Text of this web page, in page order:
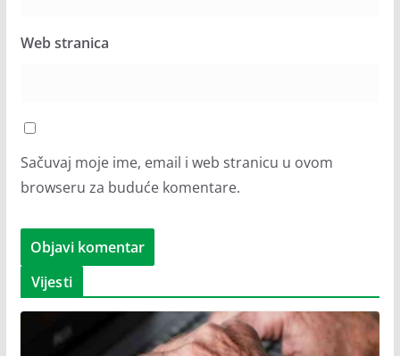
Web stranica
Sačuvaj moje ime, email i web stranicu u ovom
browseru za buduće komentare.
Vijesti